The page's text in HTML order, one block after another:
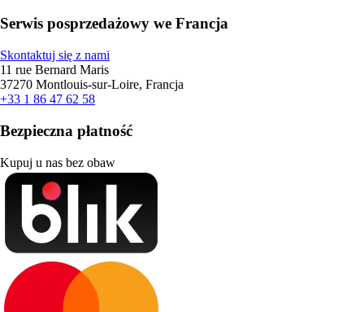
Serwis posprzedażowy we Francja
Skontaktuj się z nami
11 rue Bernard Maris
37270 Montlouis-sur-Loire, Francja
+33 1 86 47 62 58
Bezpieczna płatność
Kupuj u nas bez obaw